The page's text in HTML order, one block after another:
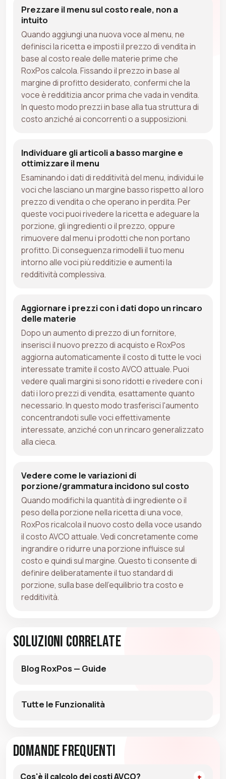
Prezzare il menu sul costo reale, non a
intuito
Quando aggiungi una nuova voce al menu, ne
definisci la ricetta e imposti il prezzo di vendita in
base al costo reale delle materie prime che
RoxPos calcola. Fissando il prezzo in base al
margine di profitto desiderato, confermi che la
voce è redditizia ancor prima che vada in vendita.
In questo modo prezzi in base alla tua struttura di
costo anziché ai concorrenti o a supposizioni.
Individuare gli articoli a basso margine e
ottimizzare il menu
Esaminando i dati di redditività del menu, individui le
voci che lasciano un margine basso rispetto al loro
prezzo di vendita o che operano in perdita. Per
queste voci puoi rivedere la ricetta e adeguare la
porzione, gli ingredienti o il prezzo, oppure
rimuovere dal menu i prodotti che non portano
profitto. Di conseguenza rimodelli il tuo menu
intorno alle voci più redditizie e aumenti la
redditività complessiva.
Aggiornare i prezzi con i dati dopo un rincaro
delle materie
Dopo un aumento di prezzo di un fornitore,
inserisci il nuovo prezzo di acquisto e RoxPos
aggiorna automaticamente il costo di tutte le voci
interessate tramite il costo AVCO attuale. Puoi
vedere quali margini si sono ridotti e rivedere con i
dati i loro prezzi di vendita, esattamente quanto
necessario. In questo modo trasferisci l'aumento
concentrandoti sulle voci effettivamente
interessate, anziché con un rincaro generalizzato
alla cieca.
Vedere come le variazioni di
porzione/grammatura incidono sul costo
Quando modifichi la quantità di ingrediente o il
peso della porzione nella ricetta di una voce,
RoxPos ricalcola il nuovo costo della voce usando
il costo AVCO attuale. Vedi concretamente come
ingrandire o ridurre una porzione influisce sul
costo e quindi sul margine. Questo ti consente di
definire deliberatamente il tuo standard di
porzione, sulla base dell'equilibrio tra costo e
redditività.
Soluzioni Correlate
Blog RoxPos — Guide
Tutte le Funzionalità
Domande Frequenti
Cos'è il calcolo dei costi AVCO?